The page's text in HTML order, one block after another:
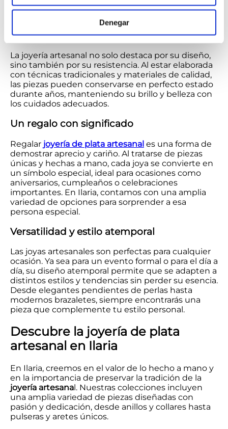
Denegar
de plata artesanal
Piezas con mayor durabilidad
La joyería artesanal no solo destaca por su diseño,
sino también por su resistencia. Al estar elaborada
con técnicas tradicionales y materiales de calidad,
las piezas pueden conservarse en perfecto estado
durante años, manteniendo su brillo y belleza con
los cuidados adecuados.
Un regalo con significado
Regalar joyería de plata artesanal es una forma de
demostrar aprecio y cariño. Al tratarse de piezas
únicas y hechas a mano, cada joya se convierte en
un símbolo especial, ideal para ocasiones como
aniversarios, cumpleaños o celebraciones
importantes. En Ilaria, contamos con una amplia
variedad de opciones para sorprender a esa
persona especial.
Versatilidad y estilo atemporal
Las joyas artesanales son perfectas para cualquier
ocasión. Ya sea para un evento formal o para el día a
día, su diseño atemporal permite que se adapten a
distintos estilos y tendencias sin perder su esencia.
Desde elegantes pendientes de perlas hasta
modernos brazaletes, siempre encontrarás una
pieza que complemente tu estilo personal.
Descubre la joyería de plata
artesanal en Ilaria
En Ilaria, creemos en el valor de lo hecho a mano y
en la importancia de preservar la tradición de la
joyería artesana l. Nuestras colecciones incluyen
una amplia variedad de piezas diseñadas con
pasión y dedicación, desde anillos y collares hasta
pulseras y aretes únicos.